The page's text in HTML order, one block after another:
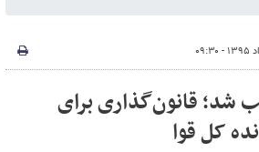
قانون‌گذاری برای
کل قوا